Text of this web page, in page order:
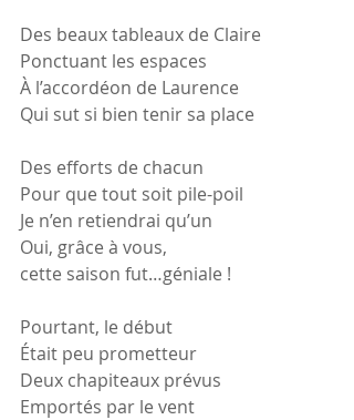
Des beaux tableaux de Claire
Ponctuant les espaces
À l’accordéon de Laurence
Qui sut si bien tenir sa place
Des efforts de chacun
Pour que tout soit pile-poil
Je n’en retiendrai qu’un
Oui, grâce à vous,
cette saison fut…géniale !
Pourtant, le début
Était peu prometteur
Deux chapiteaux prévus
Emportés par le vent